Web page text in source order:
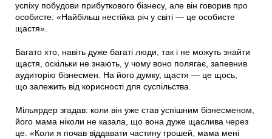
успіху побудови прибуткового бізнесу, але він говорив про
особисте: «Найбільш нестійка річ у світі — це особисте
щастя».
Багато хто, навіть дуже багаті люди, так і не можуть знайти
щастя, оскільки не знають, у чому воно полягає, запевнив
аудиторію бізнесмен. На його думку, щастя — це щось,
що залежить від корисності для суспільства.
Мільярдер згадав: коли він уже став успішним бізнесменом,
його мама ніколи не казала, що вона дуже щаслива через
це. «Коли я почав віддавати частину грошей, мама мені